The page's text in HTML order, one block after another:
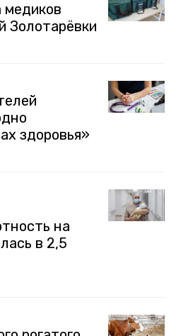
медиков
Золотарёвки
здоровья»
на
в 2,5